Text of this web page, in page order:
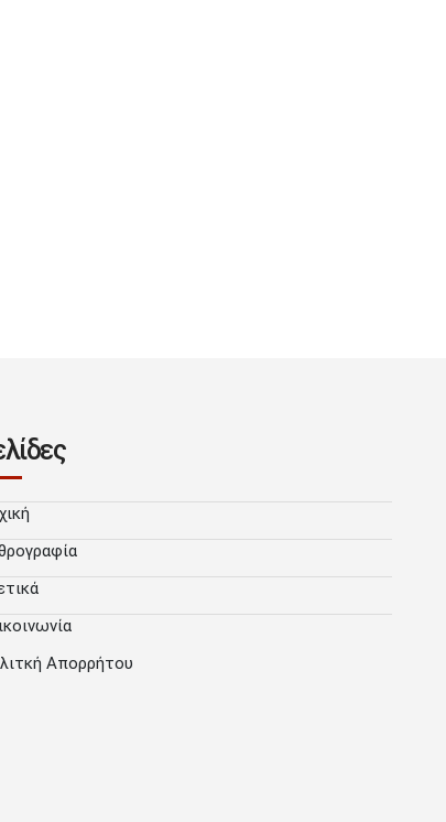
Απορρήτου